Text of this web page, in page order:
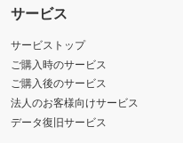
サービス
サービストップ
ご購入時のサービス
ご購入後のサービス
法人のお客様向けサービス
データ復旧サービス